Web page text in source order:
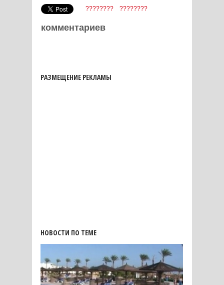
???????? ????????
комментариев
РАЗМЕЩЕНИЕ РЕКЛАМЫ
НОВОСТИ ПО ТЕМЕ